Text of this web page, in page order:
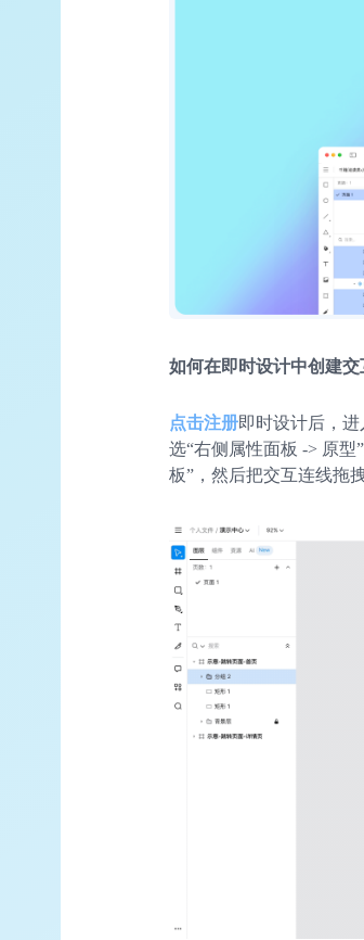
如何在即时设计中创建交
点击注册即时设计后，
选“右侧属性面板 -> 原
板”，然后把交互连线拖